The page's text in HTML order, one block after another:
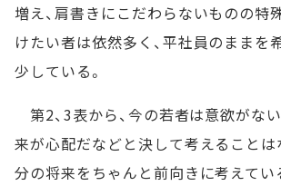
増え、肩書きにこだわらないものの特
けたい者は依然多く、平社員のままを
少している。
第2、3表から、今の若者は意欲がな
来が心配だなどと決して考えることは
分の将来をちゃんと前向きに考えてい